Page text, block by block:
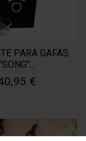
PARA GAFAS
"SONG"...
€